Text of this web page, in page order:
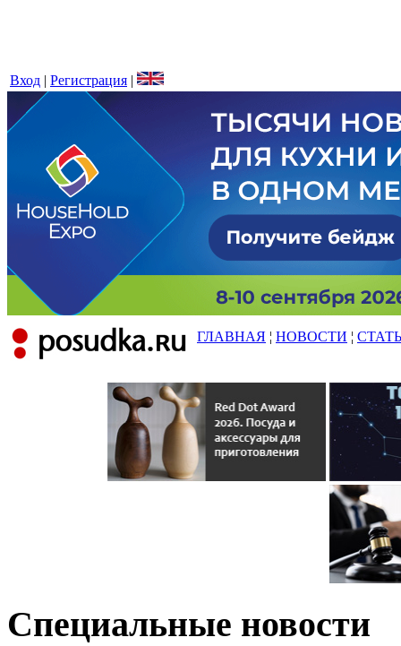
Вход | Регистрация |
ГЛАВНАЯ ¦ НОВОСТИ ¦
Специальные новости